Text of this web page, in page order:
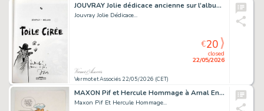
JOUVRAY Jolie dédicace ancienne sur l’album Toile cirée...
Jouvray Jolie Dédicace...
Vermot et Associés 22/05/2026 (CET)
closed
22/05/2026
€20
MAXON Pif et Hercule Hommage à Arnal Encre de chine...
Maxon Pif Et Hercule Hommage...